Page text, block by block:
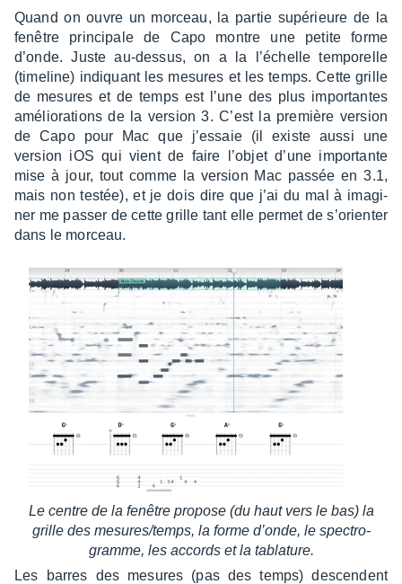
Quand on ouvre un morceau, la partie supé­rieure de la
fenêtre prin­ci­pale de Capo montre une petite forme
d’onde. Juste au-dessus, on a la l’échelle tempo­relle
(time­line) indiquant les mesures et les temps. Cette grille
de mesures et de temps est l’une des plus impor­tantes
amélio­ra­tions de la version 3. C’est la première version
de Capo pour Mac que j’es­saie (il existe aussi une
version iOS qui vient de faire l’objet d’une impor­tante
mise à jour, tout comme la version Mac passée en 3.1,
mais non testée), et je dois dire que j’ai du mal à imagi­
ner me passer de cette grille tant elle permet de s’orien­ter
dans le morceau.
Le centre de la fenêtre propose (du haut vers le bas) la
grille des mesures/temps, la forme d’onde, le spec­tro­
gramme, les accords et la tabla­ture.
Les barres des mesures (pas des temps) descendent